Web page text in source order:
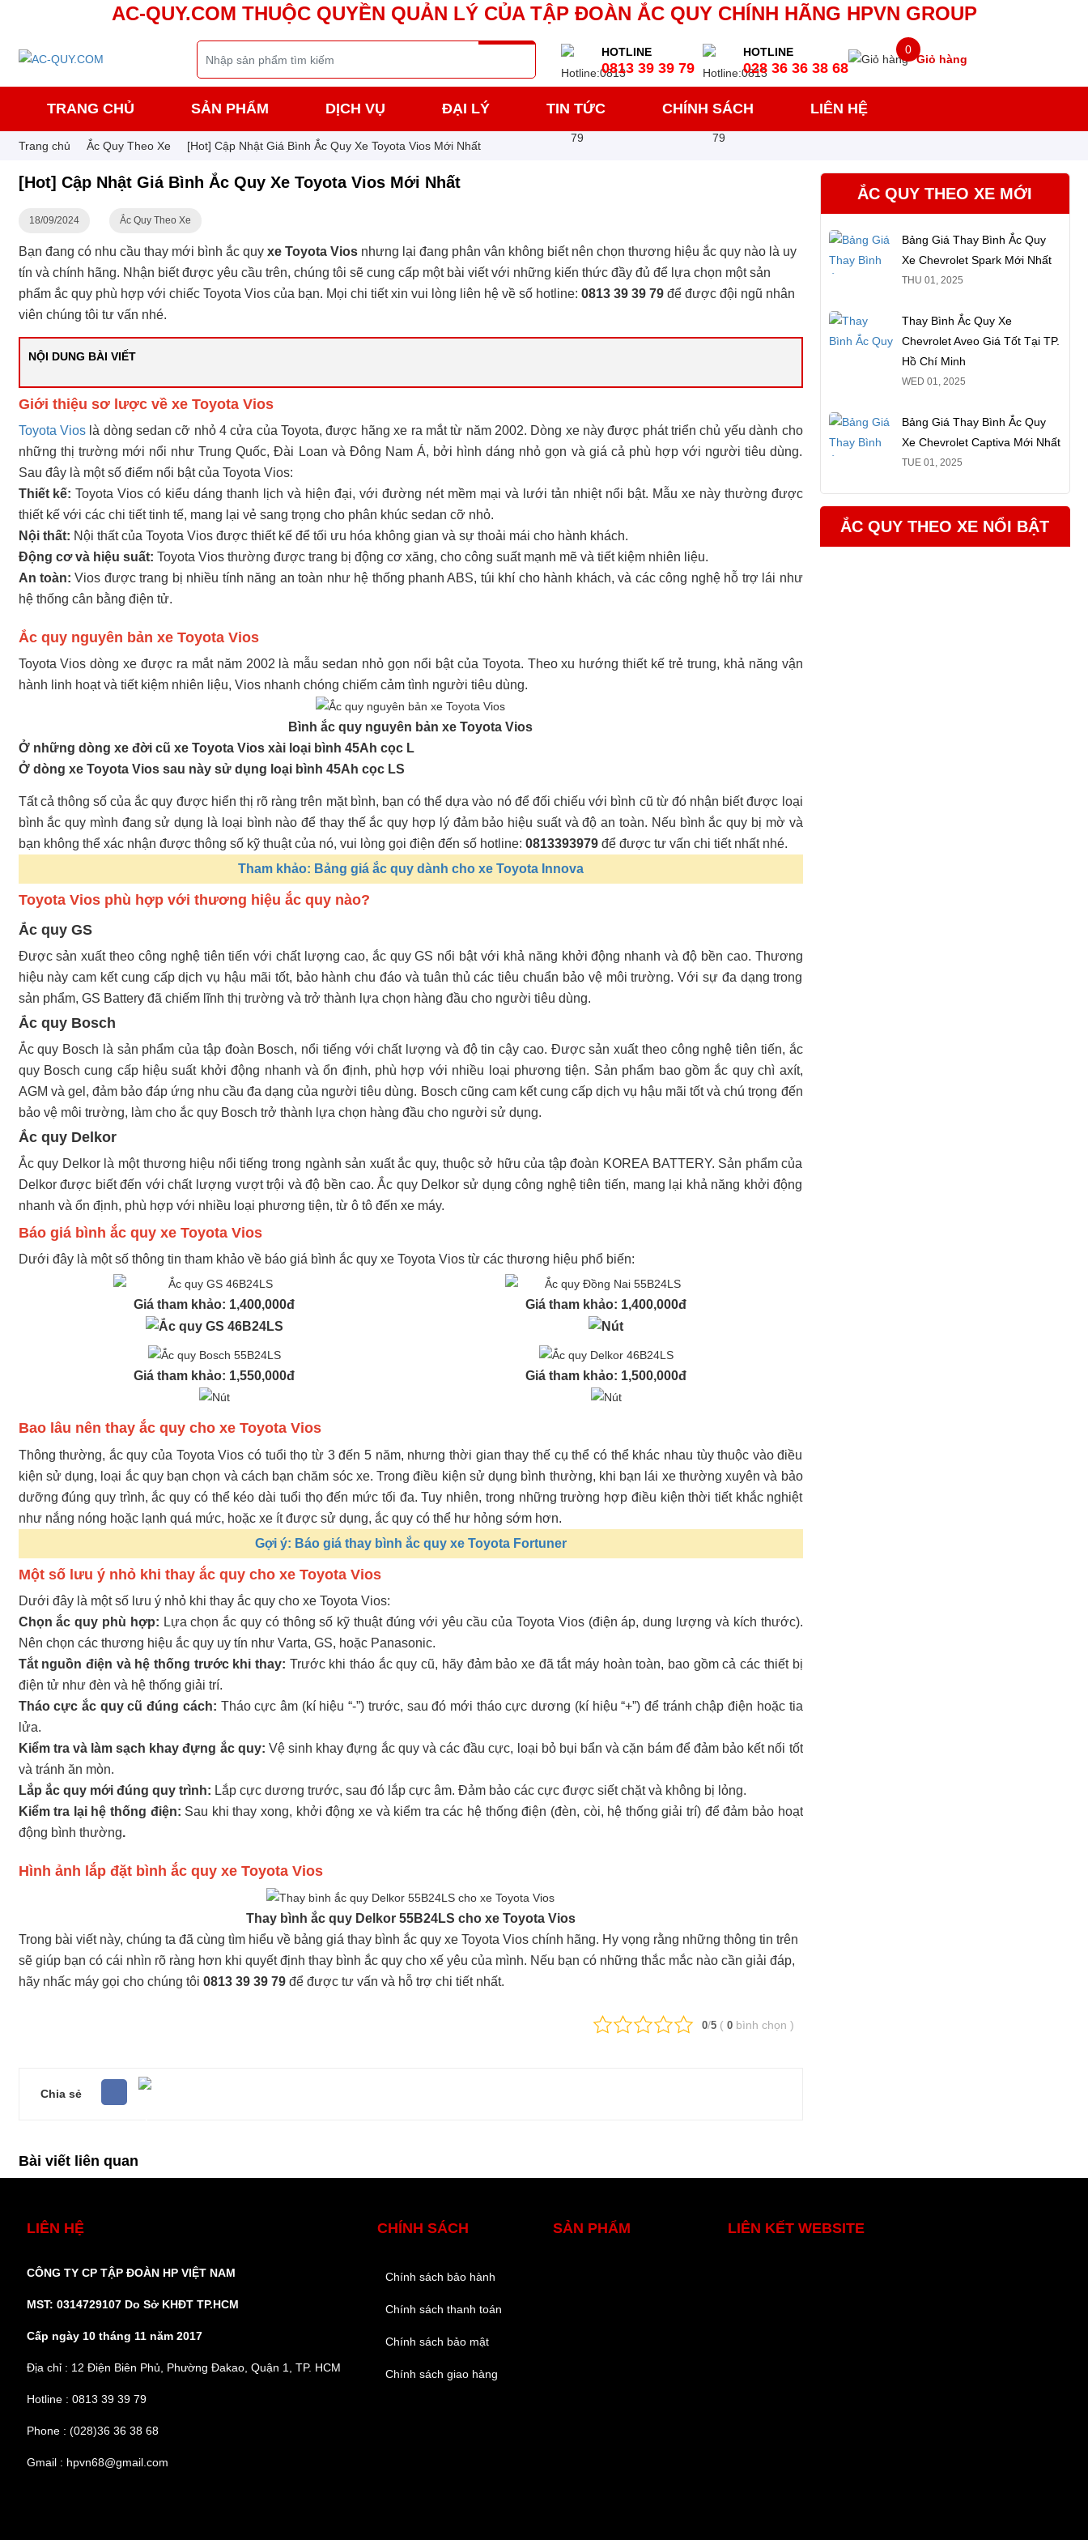
AC-QUY.COM THUỘC QUYỀN QUẢN LÝ CỦA TẬP ĐOÀN ẮC QUY CHÍNH HÃNG HPVN GROUP
HOTLINE
0813 39 39 79
HOTLINE
028 36 36 38 68
0
Giỏ hàng
TRANG CHỦ SẢN PHẨM DỊCH VỤ ĐẠI LÝ TIN TỨC CHÍNH SÁCH LIÊN HỆ
Trang chủ Ắc Quy Theo Xe [Hot] Cập Nhật Giá Bình Ắc Quy Xe Toyota Vios Mới Nhất
[Hot] Cập Nhật Giá Bình Ắc Quy Xe Toyota Vios Mới Nhất
18/09/2024 Ắc Quy Theo Xe
Bạn đang có nhu cầu thay mới bình ắc quy xe Toyota Vios nhưng lại đang phân vân không biết nên chọn thương hiệu ắc quy nào là uy
tín và chính hãng. Nhận biết được yêu cầu trên, chúng tôi sẽ cung cấp một bài viết với những kiến thức đầy đủ để lựa chọn một sản
phẩm ắc quy phù hợp với chiếc Toyota Vios của bạn. Mọi chi tiết xin vui lòng liên hệ về số hotline: 0813 39 39 79để được đội ngũ nhân
viên chúng tôi tư vấn nhé.
NỘI DUNG BÀI VIẾT
Giới thiệu sơ lược về xe Toyota Vios
Toyota Vioslà dòng sedan cỡ nhỏ 4 cửa của Toyota, được hãng xe ra mắt từ năm 2002. Dòng xe này được phát triển chủ yếu dành cho
những thị trường mới nổi như Trung Quốc, Đài Loan và Đông Nam Á, bởi hình dáng nhỏ gọn và giá cả phù hợp với người tiêu dùng.
Sau đây là một số điểm nổi bật của Toyota Vios:
Thiết kế: Toyota Vios có kiểu dáng thanh lịch và hiện đại, với đường nét mềm mại và lưới tản nhiệt nổi bật. Mẫu xe này thường được
thiết kế với các chi tiết tinh tế, mang lại vẻ sang trọng cho phân khúc sedan cỡ nhỏ.
Nội thất: Nội thất của Toyota Vios được thiết kế để tối ưu hóa không gian và sự thoải mái cho hành khách.
Động cơ và hiệu suất: Toyota Vios thường được trang bị động cơ xăng, cho công suất mạnh mẽ và tiết kiệm nhiên liệu.
An toàn: Vios được trang bị nhiều tính năng an toàn như hệ thống phanh ABS, túi khí cho hành khách, và các công nghệ hỗ trợ lái như
hệ thống cân bằng điện tử.
Ắc quy nguyên bản xe Toyota Vios
Toyota Vios dòng xe được ra mắt năm 2002 là mẫu sedan nhỏ gọn nổi bật của Toyota. Theo xu hướng thiết kế trẻ trung, khả năng vận
hành linh hoạt và tiết kiệm nhiên liệu, Vios nhanh chóng chiếm cảm tình người tiêu dùng.
Bình ắc quy nguyên bản xe Toyota Vios
Ở những dòng xe đời cũ xe Toyota Vios xài loại bình 45Ah cọc L
Ở dòng xe Toyota Vios sau này sử dụng loại bình 45Ah cọc LS
Tất cả thông số của ắc quy được hiển thị rõ ràng trên mặt bình, bạn có thể dựa vào nó để đối chiếu với bình cũ từ đó nhận biết được loại
bình ắc quy mình đang sử dụng là loại bình nào để thay thế ắc quy hợp lý đảm bảo hiệu suất và độ an toàn. Nếu bình ắc quy bị mờ và
bạn không thể xác nhận được thông số kỹ thuật của nó, vui lòng gọi điện đến số hotline: 0813393979để được tư vấn chi tiết nhất nhé.
Tham khảo: Bảng giá ắc quy dành cho xe Toyota Innova
Toyota Vios phù hợp với thương hiệu ắc quy nào?
Ắc quy GS
Được sản xuất theo công nghệ tiên tiến với chất lượng cao, ắc quy GS nổi bật với khả năng khởi động nhanh và độ bền cao. Thương
hiệu này cam kết cung cấp dịch vụ hậu mãi tốt, bảo hành chu đáo và tuân thủ các tiêu chuẩn bảo vệ môi trường. Với sự đa dạng trong
sản phẩm, GS Battery đã chiếm lĩnh thị trường và trở thành lựa chọn hàng đầu cho người tiêu dùng.
Ắc quy Bosch
Ắc quy Bosch là sản phẩm của tập đoàn Bosch, nổi tiếng với chất lượng và độ tin cậy cao. Được sản xuất theo công nghệ tiên tiến, ắc
quy Bosch cung cấp hiệu suất khởi động nhanh và ổn định, phù hợp với nhiều loại phương tiện. Sản phẩm bao gồm ắc quy chì axít,
AGM và gel, đảm bảo đáp ứng nhu cầu đa dạng của người tiêu dùng. Bosch cũng cam kết cung cấp dịch vụ hậu mãi tốt và chú trọng đến
bảo vệ môi trường, làm cho ắc quy Bosch trở thành lựa chọn hàng đầu cho người sử dụng.
Ắc quy Delkor
Ắc quy Delkor là một thương hiệu nổi tiếng trong ngành sản xuất ắc quy, thuộc sở hữu của tập đoàn KOREA BATTERY. Sản phẩm của
Delkor được biết đến với chất lượng vượt trội và độ bền cao. Ắc quy Delkor sử dụng công nghệ tiên tiến, mang lại khả năng khởi động
nhanh và ổn định, phù hợp với nhiều loại phương tiện, từ ô tô đến xe máy.
Báo giá bình ắc quy xe Toyota Vios
Dưới đây là một số thông tin tham khảo về báo giá bình ắc quy xe Toyota Vios từ các thương hiệu phổ biến:
Giá tham khảo: 1,400,000đ Giá tham khảo: 1,400,000đ
Giá tham khảo: 1,550,000đ Giá tham khảo: 1,500,000đ
Bao lâu nên thay ắc quy cho xe Toyota Vios
Thông thường, ắc quy của Toyota Vios có tuổi thọ từ 3 đến 5 năm, nhưng thời gian thay thế cụ thể có thể khác nhau tùy thuộc vào điều
kiện sử dụng, loại ắc quy bạn chọn và cách bạn chăm sóc xe. Trong điều kiện sử dụng bình thường, khi bạn lái xe thường xuyên và bảo
dưỡng đúng quy trình, ắc quy có thể kéo dài tuổi thọ đến mức tối đa. Tuy nhiên, trong những trường hợp điều kiện thời tiết khắc nghiệt
như nắng nóng hoặc lạnh quá mức, hoặc xe ít được sử dụng, ắc quy có thể hư hỏng sớm hơn.
Gợi ý: Báo giá thay bình ắc quy xe Toyota Fortuner
Một số lưu ý nhỏ khi thay ắc quy cho xe Toyota Vios
Dưới đây là một số lưu ý nhỏ khi thay ắc quy cho xe Toyota Vios:
Chọn ắc quy phù hợp: Lựa chọn ắc quy có thông số kỹ thuật đúng với yêu cầu của Toyota Vios (điện áp, dung lượng và kích thước).
Nên chọn các thương hiệu ắc quy uy tín như Varta, GS, hoặc Panasonic.
Tắt nguồn điện và hệ thống trước khi thay: Trước khi tháo ắc quy cũ, hãy đảm bảo xe đã tắt máy hoàn toàn, bao gồm cả các thiết bị
điện tử như đèn và hệ thống giải trí.
Tháo cực ắc quy cũ đúng cách: Tháo cực âm (kí hiệu “-”) trước, sau đó mới tháo cực dương (kí hiệu “+”) để tránh chập điện hoặc tia
lửa.
Kiểm tra và làm sạch khay đựng ắc quy: Vệ sinh khay đựng ắc quy và các đầu cực, loại bỏ bụi bẩn và cặn bám để đảm bảo kết nối tốt
và tránh ăn mòn.
Lắp ắc quy mới đúng quy trình: Lắp cực dương trước, sau đó lắp cực âm. Đảm bảo các cực được siết chặt và không bị lỏng.
Kiểm tra lại hệ thống điện: Sau khi thay xong, khởi động xe và kiểm tra các hệ thống điện (đèn, còi, hệ thống giải trí) để đảm bảo hoạt
động bình thường.
Hình ảnh lắp đặt bình ắc quy xe Toyota Vios
Thay bình ắc quy Delkor 55B24LS cho xe Toyota Vios
Trong bài viết này, chúng ta đã cùng tìm hiểu về bảng giá thay bình ắc quy xe Toyota Vios chính hãng. Hy vọng rằng những thông tin trên
sẽ giúp bạn có cái nhìn rõ ràng hơn khi quyết định thay bình ắc quy cho xế yêu của mình. Nếu bạn có những thắc mắc nào cần giải đáp,
hãy nhấc máy gọi cho chúng tôi 0813 39 39 79để được tư vấn và hỗ trợ chi tiết nhất.
0/5 ( 0 bình chọn )
Chia sẻ
Bài viết liên quan
ẮC QUY THEO XE MỚI
Bảng Giá Thay Bình Ắc Quy
Xe Chevrolet Spark Mới Nhất
THU 01, 2025
Thay Bình Ắc Quy Xe
Chevrolet Aveo Giá Tốt Tại TP.
Hồ Chí Minh
WED 01, 2025
Bảng Giá Thay Bình Ắc Quy
Xe Chevrolet Captiva Mới Nhất
TUE 01, 2025
ẮC QUY THEO XE NỔI BẬT
LIÊN HỆ
CÔNG TY CP TẬP ĐOÀN HP VIỆT NAM
MST: 0314729107 Do Sở KHĐT TP.HCM
Cấp ngày 10 tháng 11 năm 2017
Địa chỉ : 12 Điện Biên Phủ, Phường Đakao, Quận 1, TP. HCM
Hotline : 0813 39 39 79
Phone : (028)36 36 38 68
Gmail : hpvn68@gmail.com
CHÍNH SÁCH
Chính sách bảo hành
Chính sách thanh toán
Chính sách bảo mật
Chính sách giao hàng
SẢN PHẨM LIÊN KẾT WEBSITE